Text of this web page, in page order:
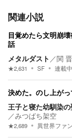
関連小説
目覚めたら文明崩
話
メタルダスト ／関
★2,631 SF 連載中
決めた。のし上がっ
王子と寝た幼馴染
／みつばち架空
★2,689 異世界ファ